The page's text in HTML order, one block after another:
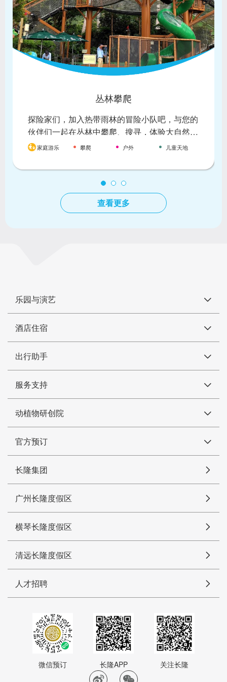
丛林攀爬
探险家们，加入热带雨林的冒险小队吧，与您的
伙伴们一起在丛林中攀爬、搜寻，体验大自然的
神奇，探索热带雨林深处的秘密。
家庭游乐 攀爬 户外 儿童天地
查看更多
乐园与演艺
酒店住宿
出行助手
服务支持
动植物研创院
官方预订
长隆集团
广州长隆度假区
横琴长隆度假区
清远长隆度假区
人才招聘
微信预订 长隆APP 关注长隆